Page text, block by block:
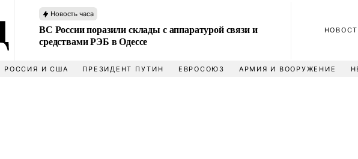
Новость часа
ВС России поразили склады с аппаратурой связи и
средствами РЭБ в Одессе
РОССИЯ И США ПРЕЗИДЕНТ ПУТИН ЕВРОСОЮЗ АРМИЯ И ВООРУЖЕНИЕ